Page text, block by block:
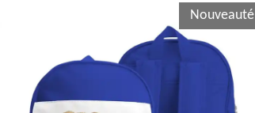
Nouveauté